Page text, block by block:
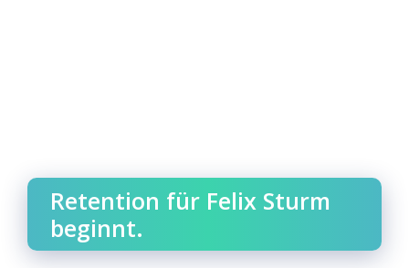
Retention für Felix Sturm
beginnt.